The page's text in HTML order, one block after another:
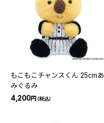
もこもこチャンスくん 25cmあ
みぐるみ
4,200円（税込）